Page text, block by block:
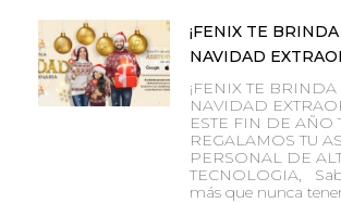
¡FENIX TE
NAVIDAD
¡FENIX TE
NAVIDAD
ESTE FIN DE AÑO
REGALAMOS TU
PERSONAL DE
TECNOLOGIA,
más que nunca